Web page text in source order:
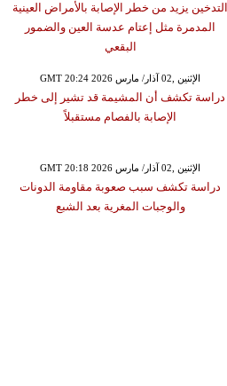
التدخين يزيد من خطر الإصابة بالأمراض العينية
المدمرة مثل إعتام عدسة العين والضمور
البقعي
GMT 20:24 2026 الإثنين ,02 آذار/ مارس
دراسة تكشف أن المشيمة قد تشير إلى خطر
الإصابة بالفصام مستقبلاً
GMT 20:18 2026 الإثنين ,02 آذار/ مارس
دراسة تكشف سبب صعوبة مقاومة الدونات
والوجبات المغرية بعد الشبع